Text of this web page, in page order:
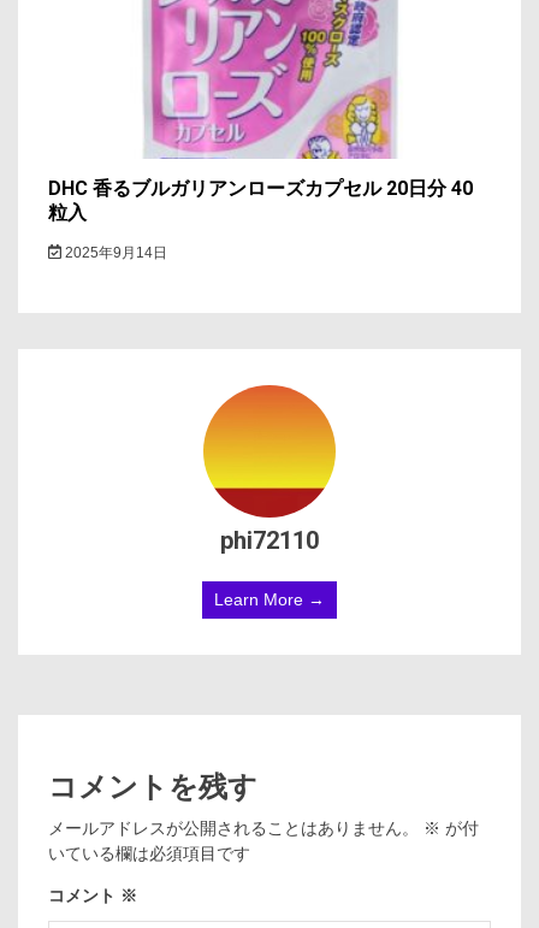
DHC 香るブルガリアンローズカプセル 20日分 40
粒入
2025年9月14日
phi72110
Learn More →
コメントを残す
メールアドレスが公開されることはありません。 ※ が付
いている欄は必須項目です
コメント ※